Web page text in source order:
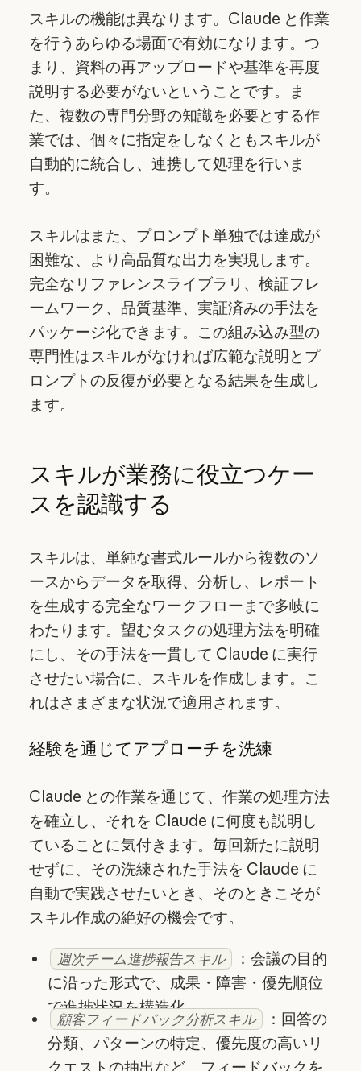
スキルの機能は異なります。Claude と作業
を行うあらゆる場面で有効になります。つ
まり、資料の再アップロードや基準を再度
説明する必要がないということです。ま
た、複数の専門分野の知識を必要とする作
業では、個々に指定をしなくともスキルが
自動的に統合し、連携して処理を行いま
す。
スキルはまた、プロンプト単独では達成が
困難な、より高品質な出力を実現します。
完全なリファレンスライブラリ、検証フレ
ームワーク、品質基準、実証済みの手法を
パッケージ化できます。この組み込み型の
専門性はスキルがなければ広範な説明とプ
ロンプトの反復が必要となる結果を生成し
ます。
スキルが業務に役立つケー
スを認識する
スキルは、単純な書式ルールから複数のソ
ースからデータを取得、分析し、レポート
を生成する完全なワークフローまで多岐に
わたります。望むタスクの処理方法を明確
にし、その手法を一貫して Claude に実行
させたい場合に、スキルを作成します。こ
れはさまざまな状況で適用されます。
経験を通じてアプローチを洗練
Claude との作業を通じて、作業の処理方法
を確立し、それを Claude に何度も説明し
ていることに気付きます。毎回新たに説明
せずに、その洗練された手法を Claude に
自動で実践させたいとき、そのときこそが
スキル作成の絶好の機会です。
週次チーム進捗報告スキル
：会議の目的
に沿った形式で、成果・障害・優先順位
で進捗状況を構造化
顧客フィードバック分析スキル
：回答の
分類、パターンの特定、優先度の高いリ
クエストの抽出など、フィードバックを